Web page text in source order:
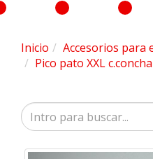
Inicio Accesorios para
Pico pato XXL c.concha